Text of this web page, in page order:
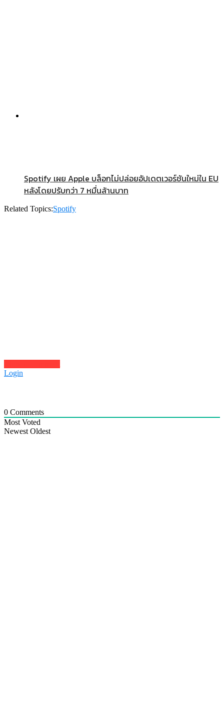
Spotify เผย Apple บล็อกไม่ปล่อยอัปเดตเวอร์ชันใหม่ใน EU
หลังโดยปรับกว่า 7 หมื่นล้านบาท
Related Topics:Spotify
Login
0 Comments
Most Voted
Newest Oldest